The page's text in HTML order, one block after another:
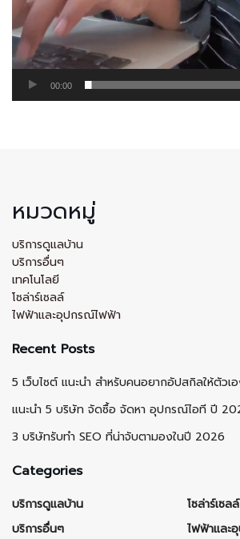
00:00
หมวดหมู่
บริการดูแลบ้าน
บริการอื่นๆ
เทคโนโลยี
โซล่าร์เซลล์
ไฟฟ้าและอุปกรณ์ไฟฟ้า
Recent Posts
5 เว็บไซต์ แนะนำ สำหรับคนอยากอัปสกิลให้ตัวเ
แนะนำ 5 บริษัท จัดซื้อ จัดหา อุปกรณ์ไอที ปี
3 บริษัทรับทำ SEO ที่น่าจับตามองในปี 2026
Categories
บริการดูแลบ้าน
บริการอื่นๆ
โซล่าร์เซลล์
ไฟฟ้าและ